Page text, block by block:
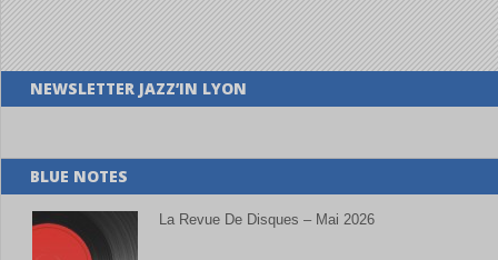
NEWSLETTER JAZZ’IN LYON
BLUE NOTES
La Revue De Disques – Mai 2026